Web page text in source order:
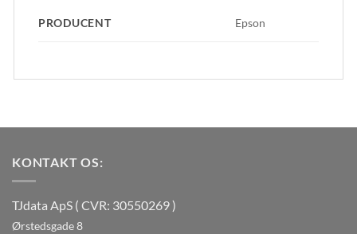
PRODUCENT Epson
KONTAKT OS:
TJdata ApS ( CVR: 30550269 )
Ørstedsgade 8